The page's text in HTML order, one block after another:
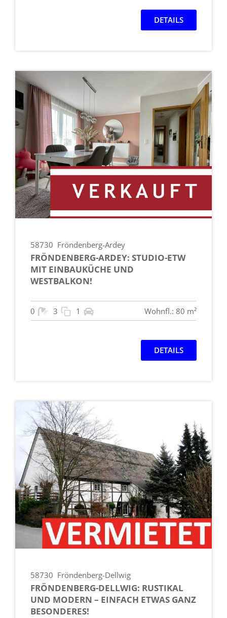
DETAILS
58730 Fröndenberg-Ardey
FRÖNDENBERG-ARDEY: STUDIO-ETW
MIT EINBAUKÜCHE UND
WESTBALKON!
0 3 1 Wohnfl.: 80 m²
DETAILS
58730 Fröndenberg-Dellwig
FRÖNDENBERG-DELLWIG: RUSTIKAL
UND MODERN – EINFACH ETWAS GANZ
BESONDERES!